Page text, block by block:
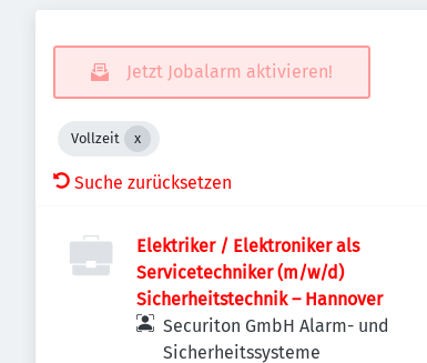
Jetzt Jobalarm aktivieren!
Vollzeit
Suche zurücksetzen
Elektriker / Elektroniker als
Servicetechniker (m/w/d)
Sicherheitstechnik – Hannover
Securiton GmbH Alarm- und
Sicherheitssysteme